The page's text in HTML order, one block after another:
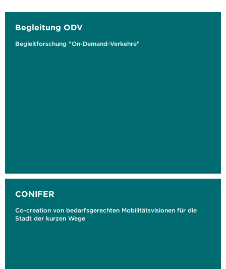
Begleitung ODV
Begleitforschung "On-Demand-Verkehre"
CONIFER
Co-creation von bedarfsgerechten Mobilitätsvisionen für die
Stadt der kurzen Wege